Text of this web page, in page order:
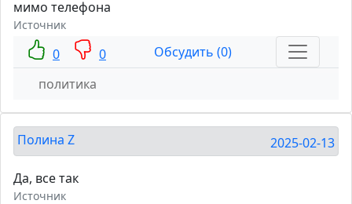
мимо телефона
Источник
0 0
Обсудить (0)
политика
Полина Z 2025-02-13
Да, все так
Источник